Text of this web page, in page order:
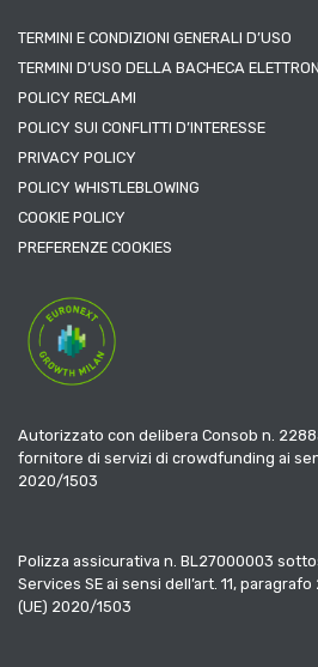
TERMINI E CONDIZIONI GENERALI D’USO
TERMINI D’USO DELLA BACHECA
POLICY RECLAMI
POLICY SUI CONFLITTI D’INTERESSE
PRIVACY POLICY
POLICY WHISTLEBLOWING
COOKIE POLICY
PREFERENZE COOKIES
Autorizzato con delibera Consob n.
fornitore di servizi di crowdfunding ai
2020/1503
Polizza assicurativa n. BL27000003
Services SE ai sensi dell’art. 11,
(UE) 2020/1503